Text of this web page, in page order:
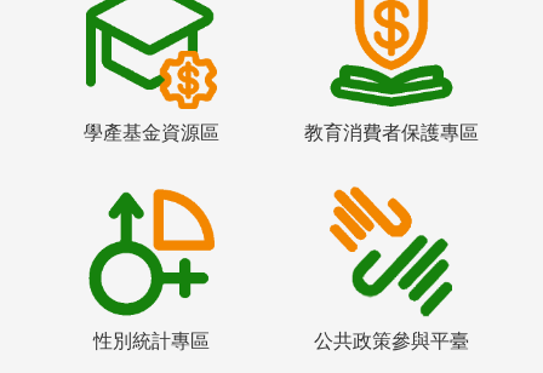
學產基金資源區 教育消費者保護專區
性別統計專區 公共政策參與平臺